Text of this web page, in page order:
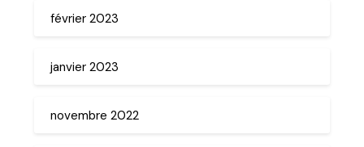
février 2023
janvier 2023
novembre 2022